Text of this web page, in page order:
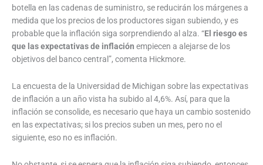
botella en las cadenas de suministro, se reducirán los márgenes a
medida que los precios de los productores sigan subiendo, y es
probable que la inflación siga sorprendiendo al alza. “El riesgo es
que las expectativas de inflación empiecen a alejarse de los
objetivos del banco central”, comenta Hickmore.
La encuesta de la Universidad de Michigan sobre las expectativas
de inflación a un año vista ha subido al 4,6%. Así, para que la
inflación se consolide, es necesario que haya un cambio sostenido
en las expectativas; si los precios suben un mes, pero no el
siguiente, eso no es inflación.